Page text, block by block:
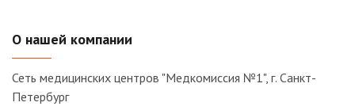
О нашей компании
Сеть медицинских центров "Медкомиссия №1", г. Санкт-
Петербург